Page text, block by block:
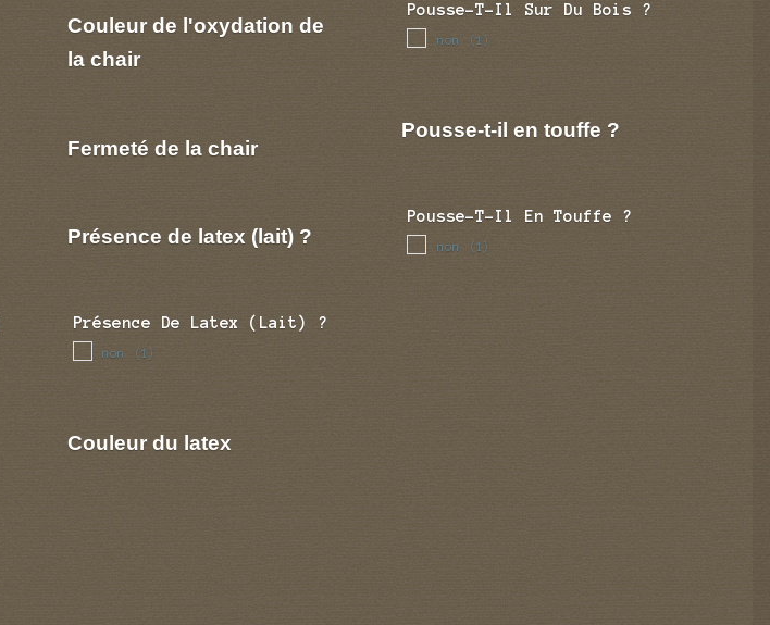
Couleur de l'oxydation de
la chair
Fermeté de la chair
Présence de latex (lait) ?
Présence De Latex (lait) ?
non (1)
Couleur du latex
Pousse-T-Il Sur Du Bois ?
non (1)
Pousse-t-il en touffe ?
Pousse-T-Il En Touffe ?
non (1)